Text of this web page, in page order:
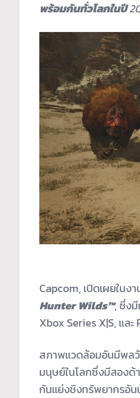
พร้อมกันทั่วโลกในปี
Capcom, เปิดเผยใน
Hunter Wilds™, ซึ่ง
Xbox Series X|S, และ
สภาพแวดล้อมอันมีพลวั
มนุษย์ในโลกซึ่งมีสองด้
กันแย่งชิงทรัพยากรอั